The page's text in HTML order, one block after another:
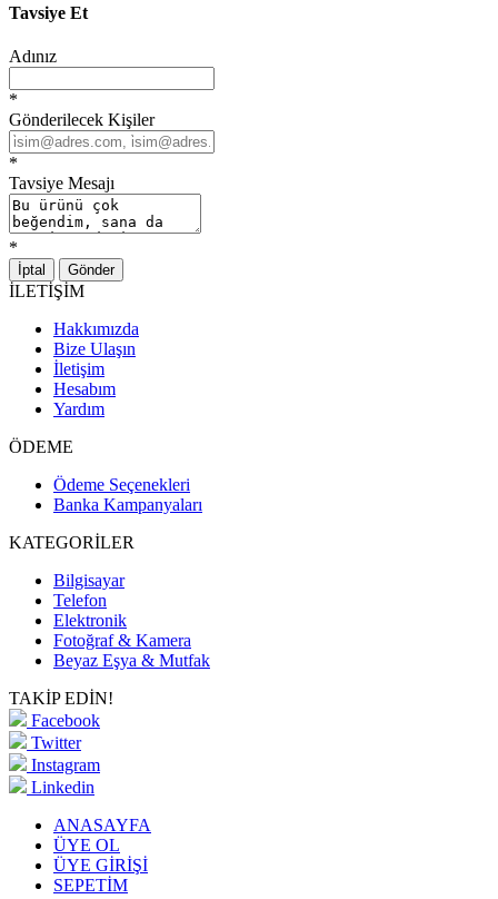
Tavsiye Et
Adınız
*
Gönderilecek Kişiler
*
Tavsiye Mesajı
*
İptal Gönder
İLETİŞİM
Hakkımızda
Bize Ulaşın
İletişim
Hesabım
Yardım
ÖDEME
Ödeme Seçenekleri
Banka Kampanyaları
KATEGORİLER
Bilgisayar
Telefon
Elektronik
Fotoğraf & Kamera
Beyaz Eşya & Mutfak
TAKİP EDİN!
Facebook
Twitter
Instagram
Linkedin
ANASAYFA
ÜYE OL
ÜYE GİRİŞİ
SEPETİM